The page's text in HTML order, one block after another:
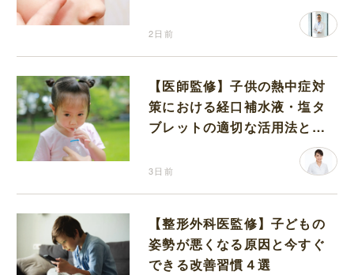
2日前
【医師監修】子供の熱中症対
策における経口補水液・塩タ
ブレットの適切な活用法と水
3日前
【整形外科医監修】子どもの
姿勢が悪くなる原因と今すぐ
できる改善習慣４選